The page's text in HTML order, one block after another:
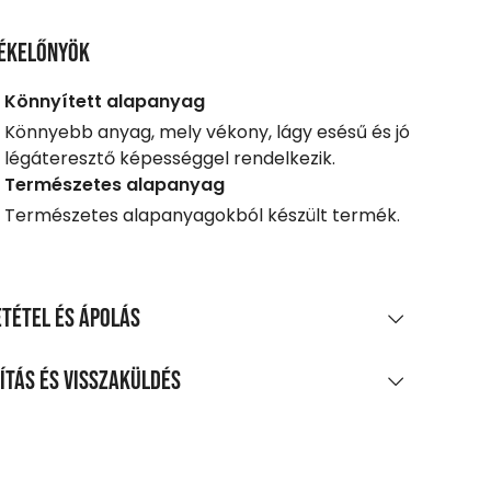
Könnyített alapanyag
Könnyebb anyag, mely vékony, lágy esésű és jó
légáteresztő képességgel rendelkezik.
Természetes alapanyag
Természetes alapanyagokból készült termék.
és ápolás
és visszaküldés